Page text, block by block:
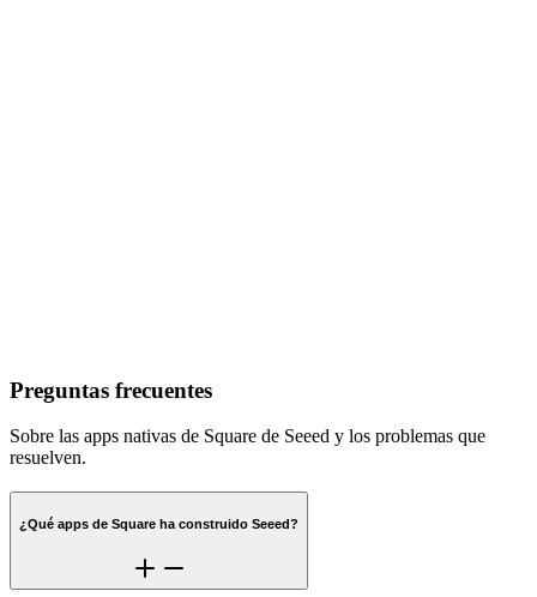
Preguntas frecuentes
Sobre las apps nativas de Square de Seeed y los problemas que
resuelven.
¿Qué apps de Square ha construido Seeed?